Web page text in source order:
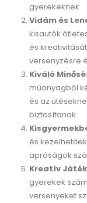
gyerekeknek.
Vidám és
kisautók
és
versenyzésre
Kiváló
műanyagból
és az
biztosítanak.
és
apróságok
Kreatív
gyerekek
versenyeket